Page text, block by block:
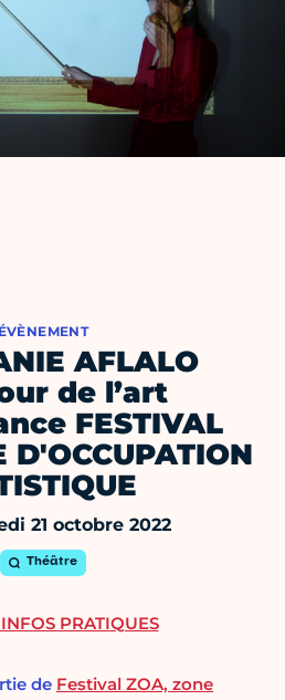
ÉVÈNEMENT
AFLALO
de l’art
FESTIVAL
D'OCCUPATION
21 octobre 2022
Théâtre
de Festival ZOA, zone
PRATIQUES